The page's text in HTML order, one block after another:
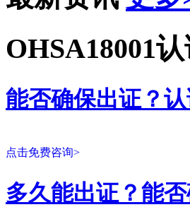
OHSA18001
能否确保出证？
点击免费咨询>
多久能出证？能